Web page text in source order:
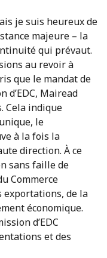
je suis heureux de
majeure – la
qui prévaut.
au revoir à
que le mandat de
d’EDC, Mairead
Cela indique
le
à la fois la
direction. À ce
sans faille de
Commerce
exportations, de la
économique.
d’EDC
et des